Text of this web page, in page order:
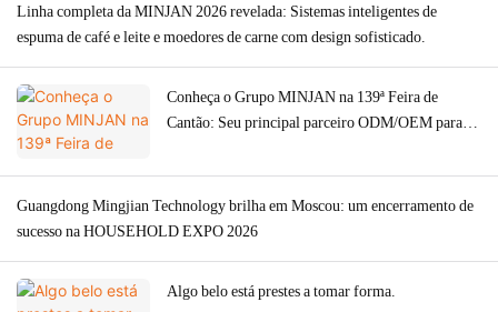
Linha completa da MINJAN 2026 revelada: Sistemas inteligentes de
espuma de café e leite e moedores de carne com design sofisticado.
Conheça o Grupo MINJAN na 139ª Feira de
Cantão: Seu principal parceiro ODM/OEM para
Guangdong Mingjian Technology brilha em Moscou: um encerramento de
sucesso na HOUSEHOLD EXPO 2026
Algo belo está prestes a tomar forma.